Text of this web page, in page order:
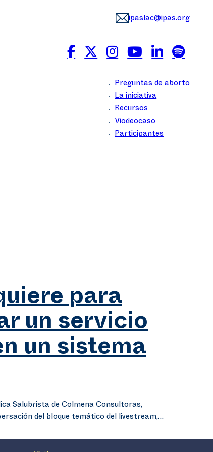
ipaslac@ipas.org
Preguntas de aborto
La iniciativa
Recursos
Viodeocaso
Participantes
para
un servicio
un sistema
Salubrista de Colmena Consultoras,
del bloque temático del livestream,…